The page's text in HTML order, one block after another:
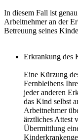
In diesem Fall ist
Arbeitnehmer an der
Betreuung seines
Erkrankung des
Eine Kürzung
Fernbleibens
jeder anderen
das Kind selbst
Arbeitnehmer
ärztliches Attest
Übermittlung